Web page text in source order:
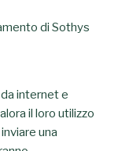
di Sothys
internet e
il loro utilizzo
una